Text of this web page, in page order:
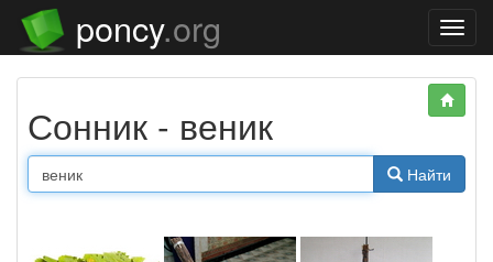
poncy.org
Сонник - веник
Найти